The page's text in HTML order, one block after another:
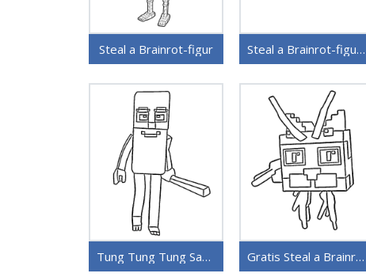
Steal a Brainrot-figur Steal a Brainrot-figurer
Tung Tung Tung Sahur Steal a Brainrot Gratis Steal a Brainrot